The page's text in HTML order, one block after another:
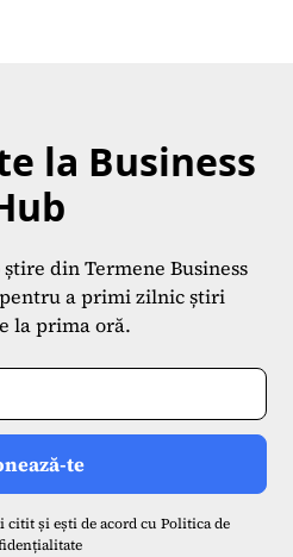
la Business
din Termene Business
a primi zilnic știri
la prima oră.
citit și ești de acord cu Politica de